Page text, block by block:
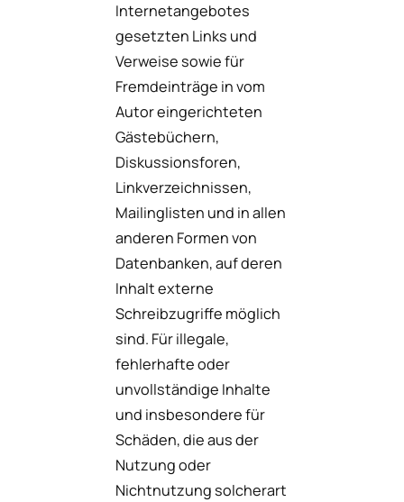
Internetangebotes
gesetzten Links und
Verweise sowie für
Fremdeinträge in vom
Autor eingerichteten
Gästebüchern,
Diskussionsforen,
Linkverzeichnissen,
Mailinglisten und in allen
anderen Formen von
Datenbanken, auf deren
Inhalt externe
Schreibzugriffe möglich
sind. Für illegale,
fehlerhafte oder
unvollständige Inhalte
und insbesondere für
Schäden, die aus der
Nutzung oder
Nichtnutzung solcherart